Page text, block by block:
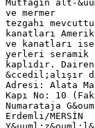
Mutfağın alt-
ve mermer
tezgahı
kanatları
ve kanatları
yerleri seramik
kaplıdır.
&ccedil;alışır
Adresi: Alata
Kapı No: 10
Numarataja
Erdemli/MERSİN